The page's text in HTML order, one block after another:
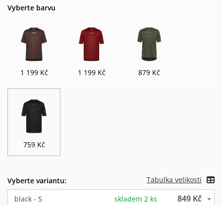
Vyberte barvu
1 199 Kč 1 199 Kč 879 Kč
759 Kč
Vyberte variantu: Tabulka velikostí
black - S skladem 2 ks 849 Kč